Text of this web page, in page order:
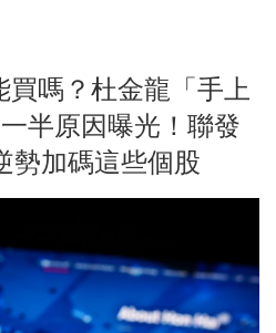
嗎？杜金龍「手上
半原因曝光！聯發
加碼這些個股